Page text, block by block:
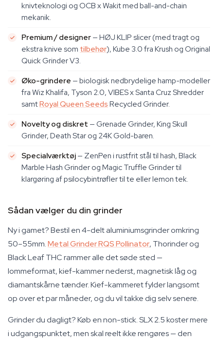
knivteknologi og OCB x Wakit med ball-and-chain
mekanik.
Premium / designer— HØJ KLIP slicer (med tragt og
ekstra knive som tilbehør), Kube 3.0 fra Krush og Original
Quick Grinder V3.
Øko-grindere — biologisk nedbrydelige hamp-modeller
fra Wiz Khalifa, Tyson 2.0, VIBES x Santa Cruz Shredder
samtRoyal Queen SeedsRecycled Grinder.
Novelty og diskret — Grenade Grinder, King Skull
Grinder, Death Star og 24K Gold-baren.
Specialværktøj— ZenPen i rustfrit stål til hash, Black
Marble Hash Grinder og Magic Truffle Grinder til
klargøring af psilocybintrøfler til te eller lemon tek.
Sådan vælger du din grinder
Ny i gamet? Bestil en 4-delt aluminiumsgrinder omkring
50–55mm.Metal Grinder RQS Pollinator, Thorinder og
Black Leaf THC rammer alle det søde sted —
lommeformat, kief-kammer nederst, magnetisk låg og
diamantskårne tænder. Kief-kammeret fylder langsomt
op over et par måneder, og du vil takke dig selv senere.
Grinder du dagligt? Køb en non-stick. SLX 2.5 koster mere
i udgangspunktet, men skal reelt ikke rengøres — den